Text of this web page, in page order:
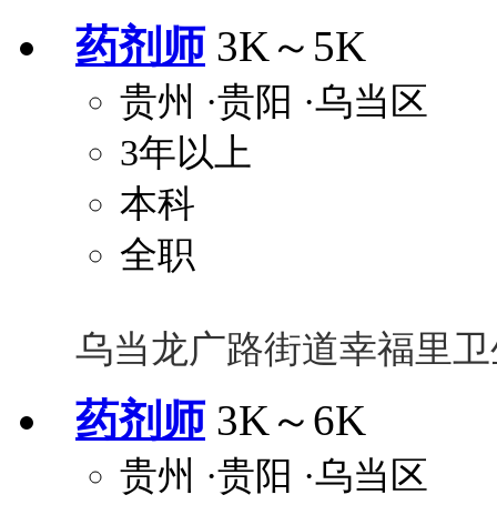
药剂师 3K～5K
贵州 ·贵阳 ·乌当区
3年以上
本科
全职
乌当龙广路街道幸福里
药剂师 3K～6K
贵州 ·贵阳 ·乌当区